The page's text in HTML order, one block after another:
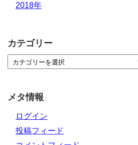
2018年
カテゴリー
メタ情報
ログイン
投稿フィード